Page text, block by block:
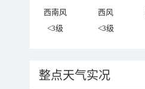
西南风 西风
<3级
<3级
整点天气实况